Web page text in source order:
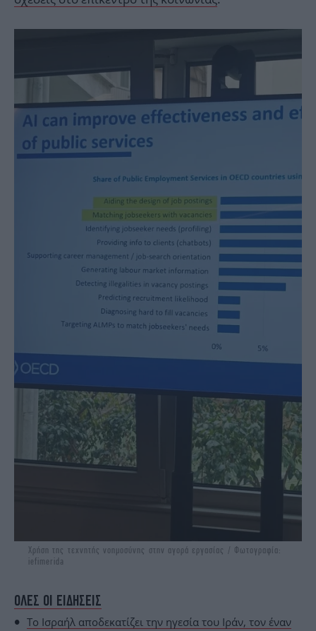
Χρήση της τεχνητής νοημοσύνης στην αγορά εργασίας / Φωτογραφία:
iefimerida
ΟΛΕΣ ΟΙ ΕΙΔΗΣΕΙΣ
Το Ισραήλ αποδεκατίζει την ηγεσία του Ιράν, τον έναν